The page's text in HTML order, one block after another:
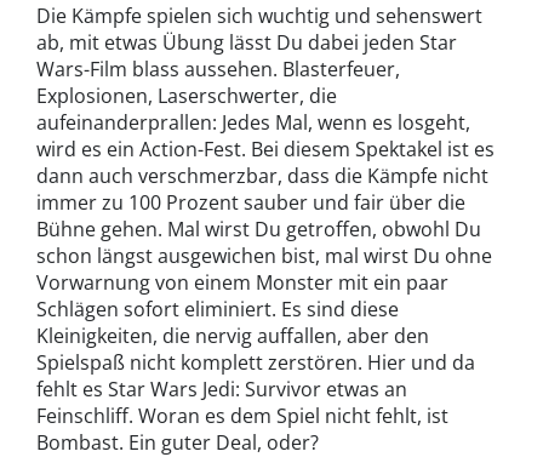
Die Kämpfe spielen sich wuchtig und sehenswert
ab, mit etwas Übung lässt Du dabei jeden Star
Wars-Film blass aussehen. Blasterfeuer,
Explosionen, Laserschwerter, die
aufeinanderprallen: Jedes Mal, wenn es losgeht,
wird es ein Action-Fest. Bei diesem Spektakel ist es
dann auch verschmerzbar, dass die Kämpfe nicht
immer zu 100 Prozent sauber und fair über die
Bühne gehen. Mal wirst Du getroffen, obwohl Du
schon längst ausgewichen bist, mal wirst Du ohne
Vorwarnung von einem Monster mit ein paar
Schlägen sofort eliminiert. Es sind diese
Kleinigkeiten, die nervig auffallen, aber den
Spielspaß nicht komplett zerstören. Hier und da
fehlt es Star Wars Jedi: Survivor etwas an
Feinschliff. Woran es dem Spiel nicht fehlt, ist
Bombast. Ein guter Deal, oder?